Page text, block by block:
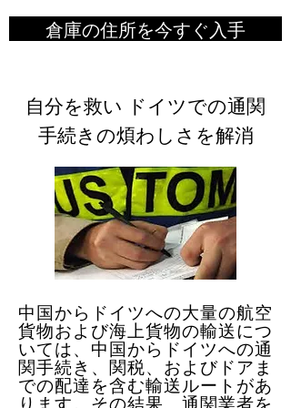
倉庫の住所を今すぐ入手
自分を救い ドイツでの通関
手続きの煩わしさを解消
中国からドイツへの大量の航空
貨物および海上貨物の輸送につ
いては、中国からドイツへの通
関手続き、関税、およびドアま
での配達を含む輸送ルートがあ